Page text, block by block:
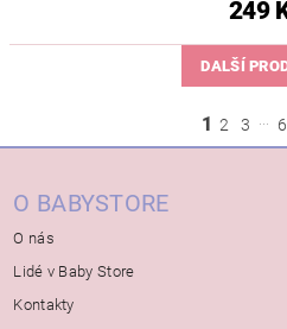
249
DALŠÍ
1 2 3 6
O BABYSTORE
O nás
Lidé v Baby Store
Kontakty